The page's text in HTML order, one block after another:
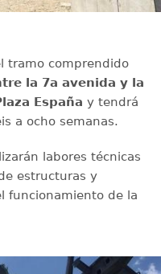
tramo comprendido
la 7a avenida y la
España y tendrá
a ocho semanas.
labores técnicas
estructuras y
funcionamiento de la